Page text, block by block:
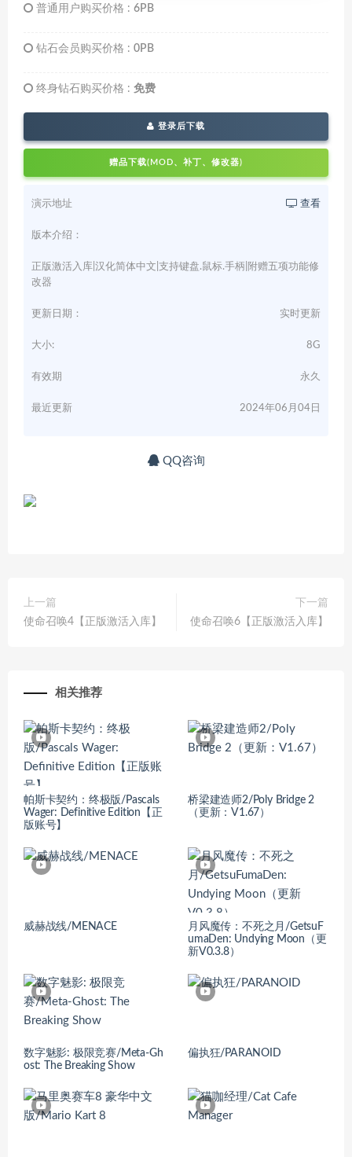
普通用户购买价格 : 6PB
钻石会员购买价格 : 0PB
终身钻石购买价格 : 免费
登录后下载
赠品下载(MOD、补丁、修改器)
演示地址 查看
版本介绍：
正版激活入库|汉化简体中文|支持键盘.鼠标.手柄|附赠五项功能修
改器
更新日期： 实时更新
大小: 8G
有效期 永久
最近更新 2024年06月04日
QQ咨询
上一篇
使命召唤4【正版激活入库】
下一篇
使命召唤6【正版激活入库】
相关推荐
帕斯卡契约：终极版/Pascals
Wager: Definitive Edition【正
版账号】
桥梁建造师2/Poly Bridge 2
（更新：V1.67）
威赫战线/MENACE
月风魔传：不死之月/GetsuF
umaDen: Undying Moon（更
新V0.3.8）
数字魅影: 极限竞赛/Meta-Gh
ost: The Breaking Show
偏执狂/PARANOID